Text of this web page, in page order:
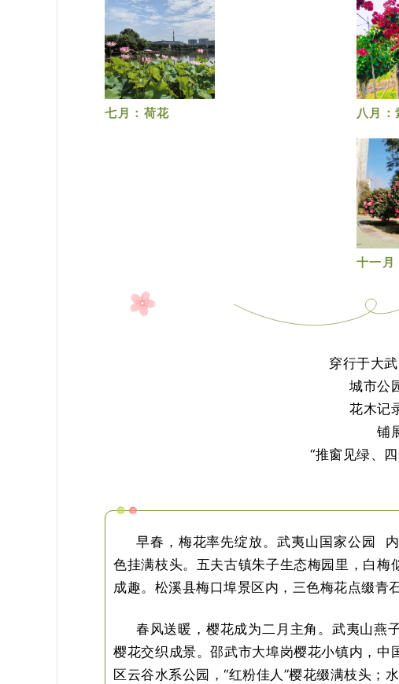
七月：荷花 八月：
十一月
穿行于大
城市公
花木记
铺
“推窗见绿、
早春，梅花率先绽放。武夷山国家公园
色挂满枝头。五夫古镇朱子生态梅园里，白
成趣。松溪县梅口埠景区内，三色梅花点缀青
春风送暖，樱花成为二月主角。武夷山燕
樱花交织成景。邵武市大埠岗樱花小镇内，
区云谷水系公园，“红粉佳人”樱花缀满枝头；